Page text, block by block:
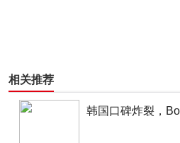
相关推荐
韩国口碑炸裂，